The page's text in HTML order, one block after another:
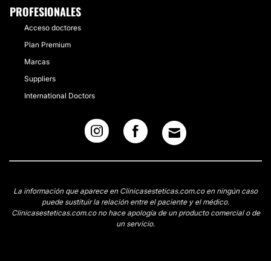
PROFESIONALES
Acceso doctores
Plan Premium
Marcas
Suppliers
International Doctors
La información que aparece en Clinicasesteticas.com.co en ningún caso
puede sustituir la relación entre el paciente y el médico.
Clinicasesteticas.com.co no hace apología de un producto comercial o de
un servicio.